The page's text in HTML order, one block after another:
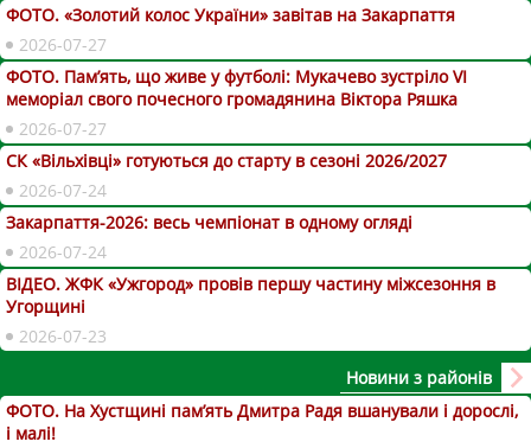
ФОТО. «Золотий колос України» завітав на Закарпаття
2026-07-27
ФОТО. Пам’ять, що живе у футболі: Мукачево зустріло VI
меморіал свого почесного громадянина Віктора Ряшка
2026-07-27
СК «Вільхівці» готуються до старту в сезоні 2026/2027
2026-07-24
Закарпаття-2026: весь чемпіонат в одному огляді
2026-07-24
ВІДЕО. ЖФК «Ужгород» провів першу частину міжсезоння в
Угорщині
2026-07-23
Новини з районів
ФОТО. На Хустщині пам’ять Дмитра Радя вшанували і дорослі,
і малі!